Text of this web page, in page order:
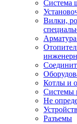
Система
Вилки,
Котлы и
Системы
Не
Разъемы